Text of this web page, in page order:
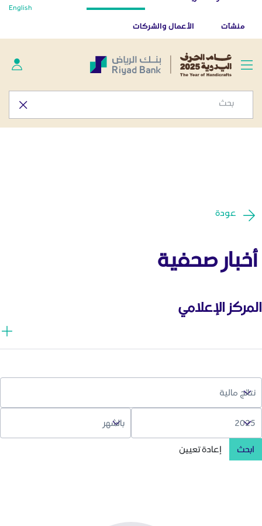
أخبار صحفية - المركز الإعلامي
تطبيق بنك الرياض
منشآت الأعمال والشركات
English
عودة
أخبار صحفية
المركز الإعلامي
ابحث إعادة تعيين